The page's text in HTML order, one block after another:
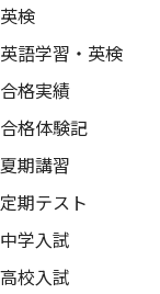
英検
英語学習・英検
合格実績
合格体験記
夏期講習
定期テスト
中学入試
高校入試